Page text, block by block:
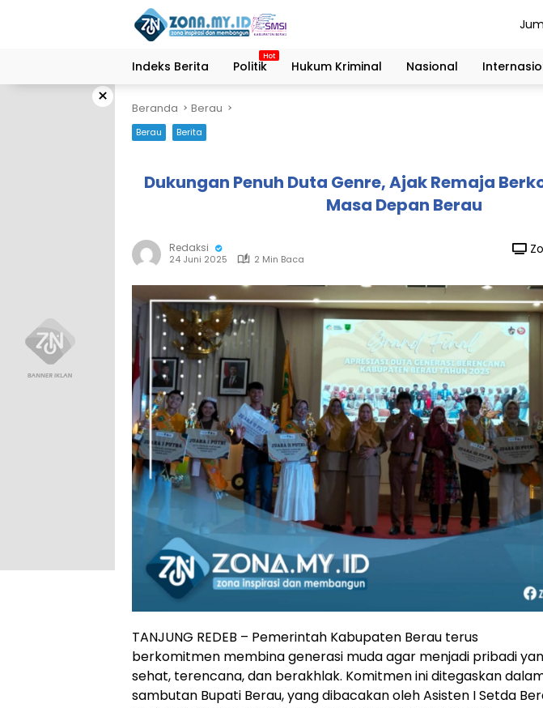
Indeks Berita Politik Hukum Kriminal Nasional
× Beranda Berau
Berau Berita
Dukungan Penuh Duta Genre, Ajak Remaja
Masa Depan Berau
Redaksi
24 Juni 2025 2 Min Baca
TANJUNG REDEB – Pemerintah Kabupaten Berau terus
berkomitmen membina generasi muda agar menjadi pribadi
sehat, terencana, dan berakhlak. Komitmen ini ditegaskan
sambutan Bupati Berau, yang dibacakan oleh Asisten I Setda